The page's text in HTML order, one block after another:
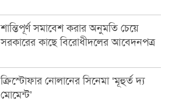
শান্তিপূর্ণ সমাবেশ করার অনুমতি চেয়ে
সরকারের কাছে বিরোধীদলের আবেদনপত্র
ক্রিস্টোফার নোলানের সিনেমা ‘মূহুর্ত দ্য
মোমেন্ট’